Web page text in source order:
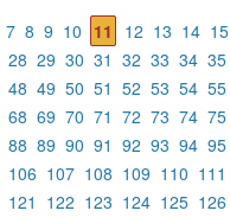
7 8 9 10 11 12 13 14 15
28 29 30 31 32 33 34 35
48 49 50 51 52 53 54 55
68 69 70 71 72 73 74 75
88 89 90 91 92 93 94 95
106 107 108 109 110 111
121 122 123 124 125 126